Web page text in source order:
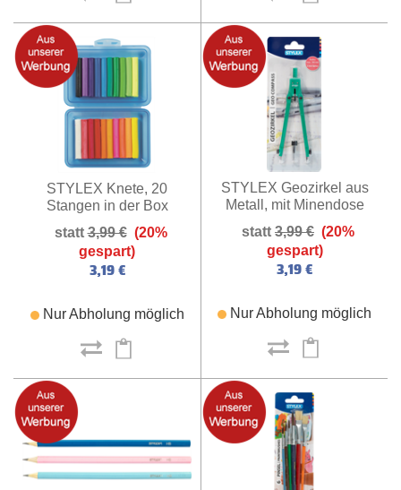
STYLEX Knete, 20
Stangen in der Box
3,99 € (20%
gespart)
3,19 €
Nur Abholung möglich
STYLEX Geozirkel aus
Metall, mit Minendose
3,99 € (20%
gespart)
3,19 €
Nur Abholung möglich